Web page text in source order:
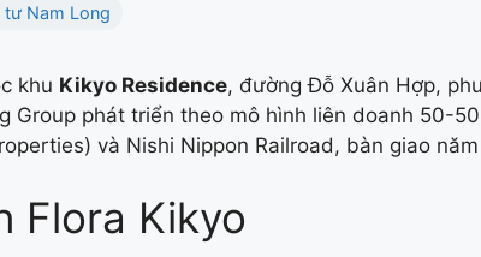
Nam Long
khu Kikyo Residence, đường Đỗ Xuân Hợp,
Group phát triển theo mô hình liên doanh 50-
và Nishi Nippon Railroad, bàn giao
Flora Kikyo